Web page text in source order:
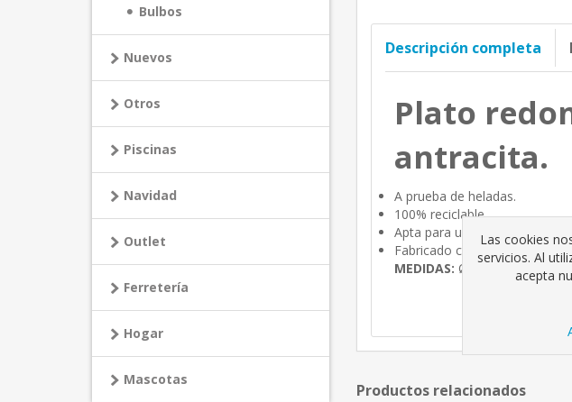
Descripción completa
Plato
antracita.
A prueba de heladas.
100% reciclable.
Apta para uso en exteriores.
Fabricado con material
MEDIDAS: Ø 35cm x 4.7cm.
Productos relacionados
Bulbos
Nuevos
Otros
Piscinas
Navidad
Outlet
Ferretería
Hogar
Mascotas
Las cookies
servicios. Al
acepta